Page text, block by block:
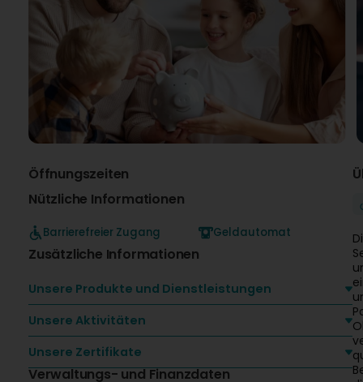
Öffnungszeiten
Nützliche Informationen
Barrierefreier Zugang Geldautomat
Zusätzliche Informationen
Unsere Produkte und Dienstleistungen
Unsere Aktivitäten
Unsere Zertifikate
Verwaltungs- und Finanzdaten